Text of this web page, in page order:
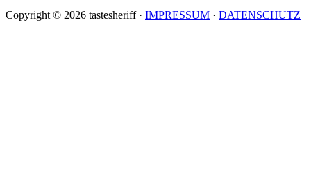
Copyright © 2026 tastesheriff · IMPRESSUM · DATENSCHUTZ